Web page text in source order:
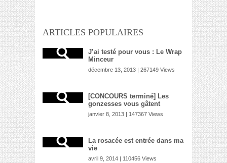
ARTICLES POPULAIRES
J’ai testé pour vous : Le Wrap
Minceur
décembre 13, 2013 | 267149 Views
[CONCOURS terminé] Les
gonzesses vous gâtent
janvier 8, 2013 | 147367 Views
La rosacée est entrée dans ma
vie
avril 9, 2014 | 110456 Views